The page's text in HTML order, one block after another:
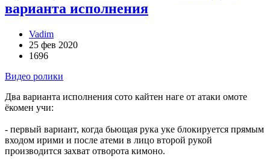
варианта исполнения
Vadim
25 фев 2020
1696
Видео ролики
Два варианта исполнения сото кайтен наге от атаки омоте
ёкомен учи:
- первый вариант, когда бьющая рука уке блокируется прямым
входом ирими и после атеми в лицо второй рукой
производится захват отворота кимоно.